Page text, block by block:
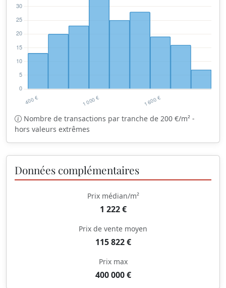
Nombre de transactions par tranche de 200 €/m² -
hors valeurs extrêmes
Données complémentaires
Prix médian/m²
1 222 €
Prix de vente moyen
115 822 €
Prix max
400 000 €